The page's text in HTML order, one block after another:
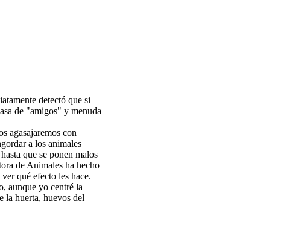
detectó que si
de "amigos" y menuda
agasajaremos con
a los animales
que se ponen malos
de Animales ha hecho
qué efecto les hace.
aunque yo centré la
la huerta, huevos del